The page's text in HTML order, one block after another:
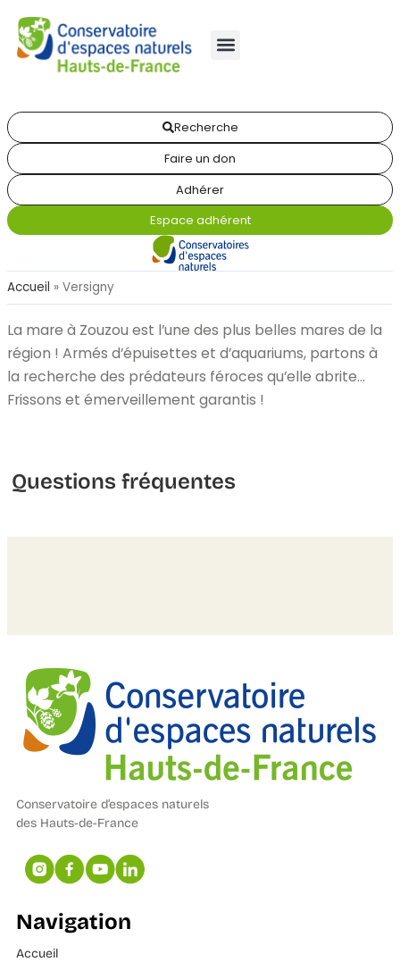
Recherche
Faire un don
Adhérer
Espace adhérent
Accueil » Versigny
La mare à Zouzou est l’une des plus belles mares de la
région ! Armés d’épuisettes et d’aquariums, partons à
la recherche des prédateurs féroces qu’elle abrite…
Frissons et émerveillement garantis !
Questions fréquentes
Conservatoire d’espaces naturels
des Hauts-de-France
Navigation
Accueil